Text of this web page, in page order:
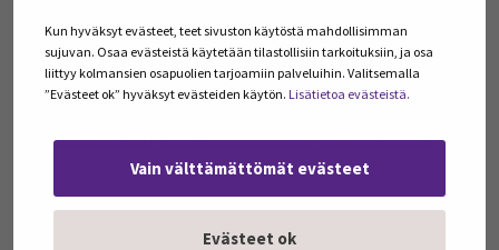
Kun hyväksyt evästeet, teet sivuston käytöstä mahdollisimman
sujuvan. Osaa evästeistä käytetään tilastollisiin tarkoituksiin, ja osa
liittyy kolmansien osapuolien tarjoamiin palveluihin. Valitsemalla
”Evästeet ok” hyväksyt evästeiden käytön. Lisätietoa evästeistä.
Vain välttämättömät evästeet
Evästeet ok
SeAMK tutkii organisaatioiden terveyden lukutaitoa
20